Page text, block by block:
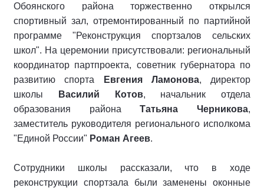
Обоянского района торжественно открылся
спортивный зал, отремонтированный по партийной
программе "Реконструкция спортзалов сельских
школ". На церемонии присутствовали: региональный
координатор партпроекта, советник губернатора по
развитию спорта
Евгения Ламонова, директор
школы
Василий Котов, начальник отдела
образования районаТатьяна Черникова,
заместитель руководителя регионального исполкома
"Единой России" Роман Агеев.
Сотрудники школы рассказали, что в ходе
реконструкции спортзала были заменены оконные